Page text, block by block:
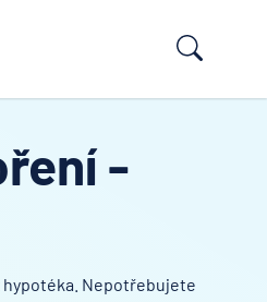
-
hypotéka. Nepotřebujete